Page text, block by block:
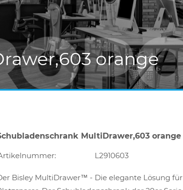
orange
MultiDrawer,603 orange
L2910603
Bisley MultiDrawer™ - Die elegante Lösung für